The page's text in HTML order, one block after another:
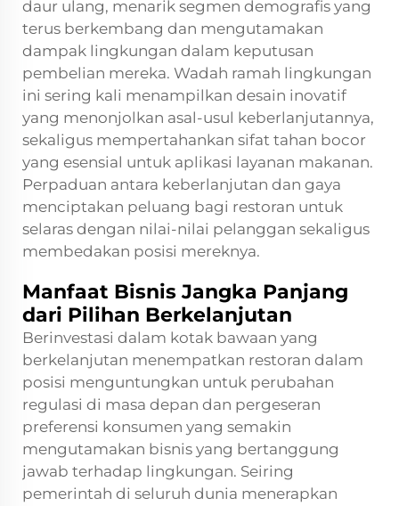
daur ulang, menarik segmen demografis yang
terus berkembang dan mengutamakan
dampak lingkungan dalam keputusan
pembelian mereka. Wadah ramah lingkungan
ini sering kali menampilkan desain inovatif
yang menonjolkan asal-usul keberlanjutannya,
sekaligus mempertahankan sifat tahan bocor
yang esensial untuk aplikasi layanan makanan.
Perpaduan antara keberlanjutan dan gaya
menciptakan peluang bagi restoran untuk
selaras dengan nilai-nilai pelanggan sekaligus
membedakan posisi mereknya.
Manfaat Bisnis Jangka Panjang
dari Pilihan Berkelanjutan
Berinvestasi dalam kotak bawaan yang
berkelanjutan menempatkan restoran dalam
posisi menguntungkan untuk perubahan
regulasi di masa depan dan pergeseran
preferensi konsumen yang semakin
mengutamakan bisnis yang bertanggung
jawab terhadap lingkungan. Seiring
pemerintah di seluruh dunia menerapkan